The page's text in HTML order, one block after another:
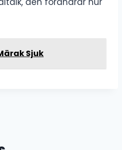
Sjuk